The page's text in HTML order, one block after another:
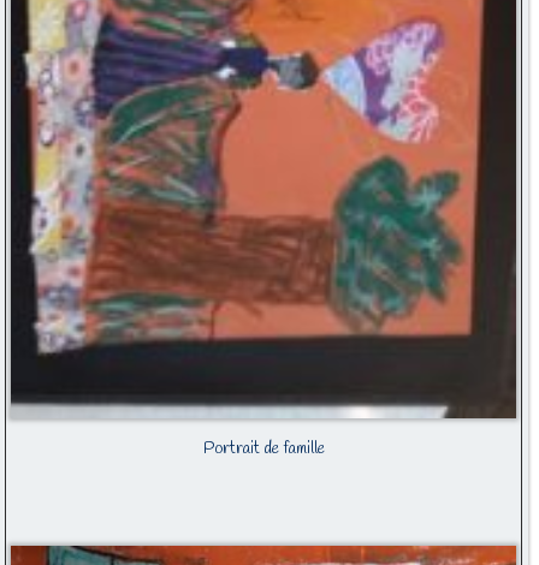
Portrait de famille